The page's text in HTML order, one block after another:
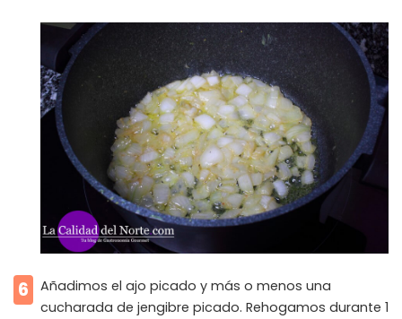
6
Añadimos el ajo picado y más o menos una
cucharada de jengibre picado. Rehogamos durante 1